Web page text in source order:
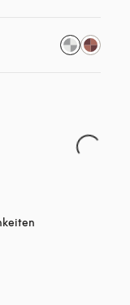
in einem neuen Tab